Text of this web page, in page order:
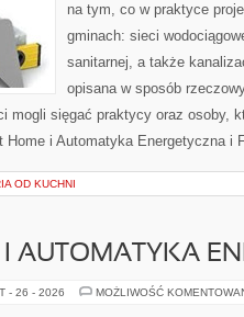
na tym, co w praktyce
gminach: sieci
sanitarnej, a także
opisana w sposób
mogli sięgać praktycy oraz osoby,
Home i Automatyka Energetyczna
OD KUCHNI
AUTOMATYKA
- 26 - 2026 MOŻLIWOŚĆ